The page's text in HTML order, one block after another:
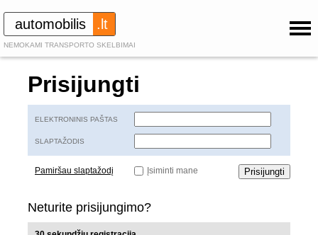
automobilis .lt
NEMOKAMI TRANSPORTO SKELBIMAI
Prisijungti
ELEKTRONINIS PAŠTAS
SLAPTAŽODIS
Pamiršau slaptažodį Įsiminti mane
Neturite prisijungimo?